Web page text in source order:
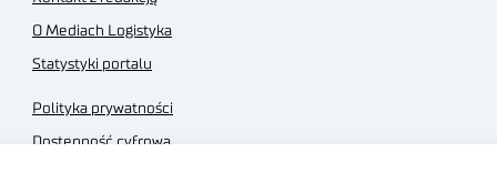
O Mediach Logistyka
Statystyki portalu
Polityka prywatności
Dostępność cyfrowa